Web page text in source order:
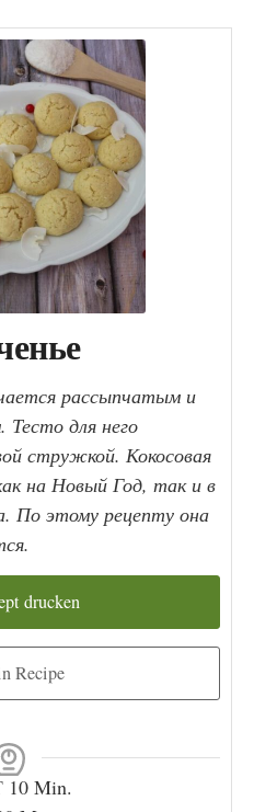
рассыпчатым и
для него
стружкой. Кокосовая
на Новый Год, так и в
По этому рецепту она
drucken
Recipe
10Minuten
Min.